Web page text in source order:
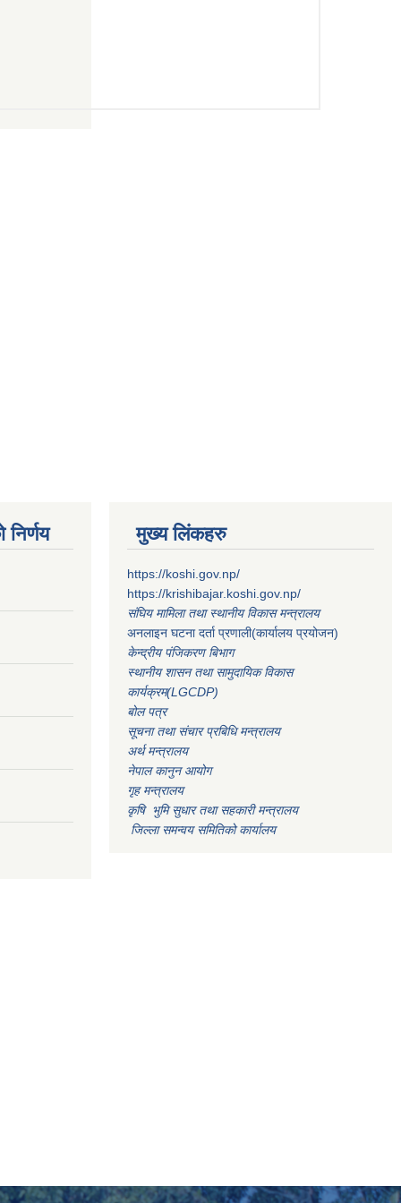
निर्णय मुख्य लिंकहरु
https://koshi.gov.np/
https://krishibajar.koshi.gov.np/
संघिय मामिला तथा स्थानीय विकास मन्त्रालय
अनलाइन घटना दर्ता प्रणाली(कार्यालय प्रयोजन)
केन्द्रीय पंजिकरण बिभाग
स्थानीय शासन तथा सामुदायिक विकास
कार्यक्रम(LGCDP)
बोल पत्र
सूचना तथा संचार प्रबिधि मन्त्रालय
अर्थ मन्त्रालय
नेपाल कानुन आयोग
गृह मन्त्रालय
कृषि भुमि सुधार तथा सहकारी मन्त्रालय
जिल्ला समन्वय समितिको कार्यालय